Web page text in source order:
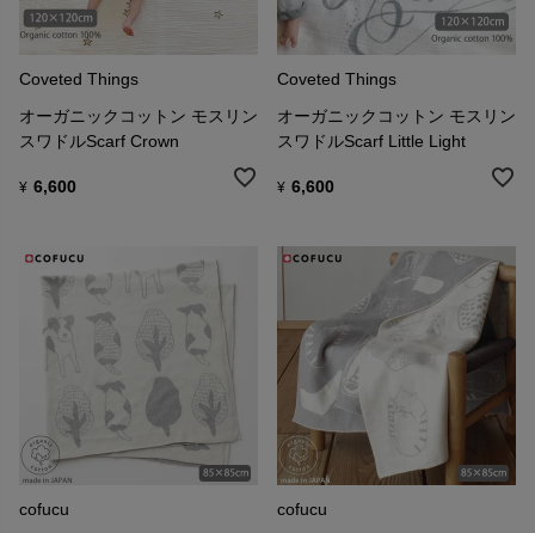
Coveted Things
オーガニックコットン モスリン
スワドルScarf Crown
¥ 6,600
Coveted Things
オーガニックコットン モスリン
スワドルScarf Little Light
¥ 6,600
cofucu
cofucu